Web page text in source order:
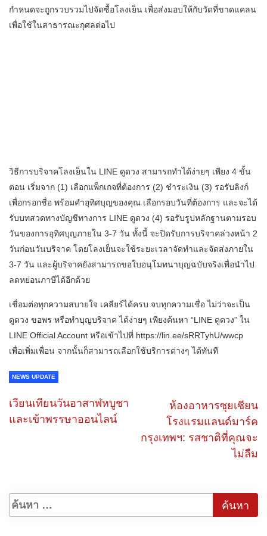
กำหนดจะถูกรวบรวมไปจัดซื้อโลงเย็น เพื่อส่งมอบให้กับวัดที่ขาดแคลน
เพื่อใช้ในสาธารณะกุศลต่อไป
วิธีการบริจาคโลงเย็นใน LINE ดูดวง สามารถทำได้ง่ายๆ เพียง 4 ขั้น
ตอน เริ่มจาก (1) เลือกแพ็กเกจที่ต้องการ (2) ชำระเงิน (3) รอรับลิงก์
เพื่อกรอกชื่อ พร้อมคำอุทิศบุญของคุณ เลือกรอบวันที่ต้องการ และจะได้
รับบทสวดทางบัญชีทางการ LINE ดูดวง (4) รอรับรูปหลักฐานตามรอบ
วันของการอุทิศบุญภายใน 3-7 วัน ทั้งนี้ จะปิดรับการบริจาคล่วงหน้า 2
วันก่อนวันบริจาค โดยโลงเย็นจะใช้ระยะเวลาจัดทำและจัดส่งภายใน
3-7 วัน และผู้บริจาคยังสามารถขอใบอนุโมทนาบุญฉบับจริงเพื่อนำไป
ลดหย่อนภาษีได้อีกด้วย
เชื่อมต่อทุกความสบายใจ เคลียร์ได้ครบ จบทุกความเชื่อ ไม่ว่าจะเป็น
ดูดวง ขอพร หรือทำบุญบริจาค ได้ง่ายๆ เพียงค้นหา “LINE ดูดวง” ใน
LINE Official Account หรือเข้าไปที่ https://lin.ee/sRRTyhU/wwcp
เพื่อเพิ่มเพื่อน จากนั้นก็สามารถเลือกใช้บริการต่างๆ ได้ทันที
NEWS UPDATE
เวียนเทียนวันอาสาฬหบูชา
และเข้าพรรษาออนไลน์
ห้องอาหารซุยเซียน
โรงแรมแลนด์มาร์ค
กรุงเทพฯ: รสชาติที่คุณจะ
ไม่ลืม